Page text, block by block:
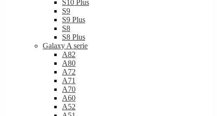
S10 Plus
S9
S9 Plus
S8
S8 Plus
Galaxy A serie
A82
A80
A72
A71
A70
A60
A52